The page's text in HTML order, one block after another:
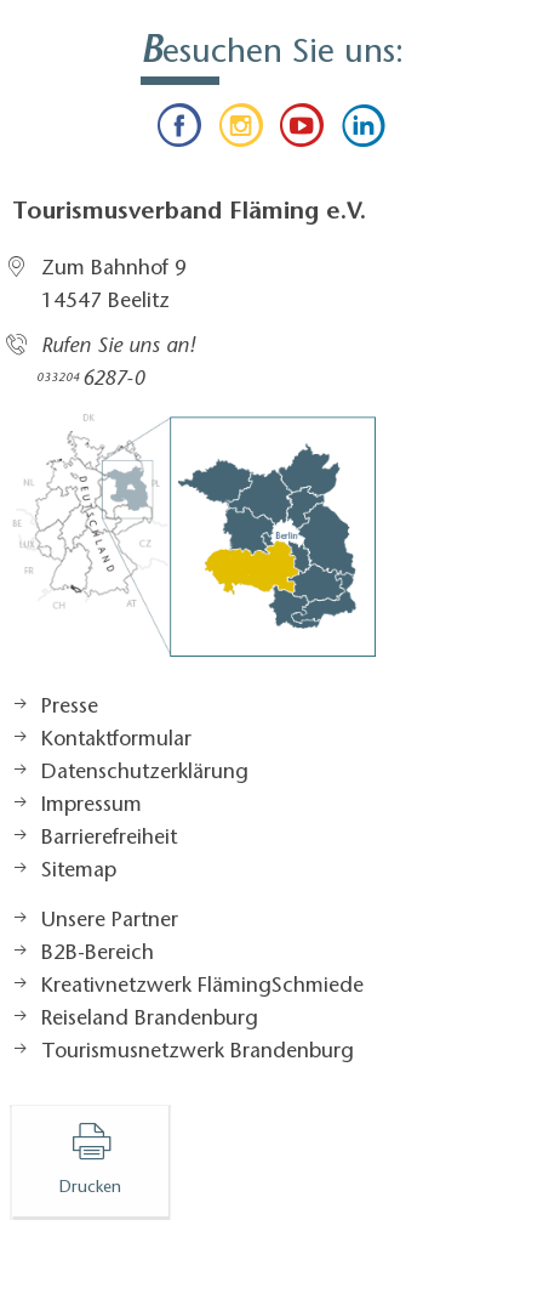
Besuchen Sie uns:
Tourismusverband Fläming e.V.
Zum Bahnhof 9
14547 Beelitz
Rufen Sie uns an!
033204 6287-0
Presse
Kontaktformular
Datenschutzerklärung
Impressum
Barrierefreiheit
Sitemap
Unsere Partner
B2B-Bereich
Kreativnetzwerk FlämingSchmiede
Reiseland Brandenburg
Tourismusnetzwerk Brandenburg
Drucken